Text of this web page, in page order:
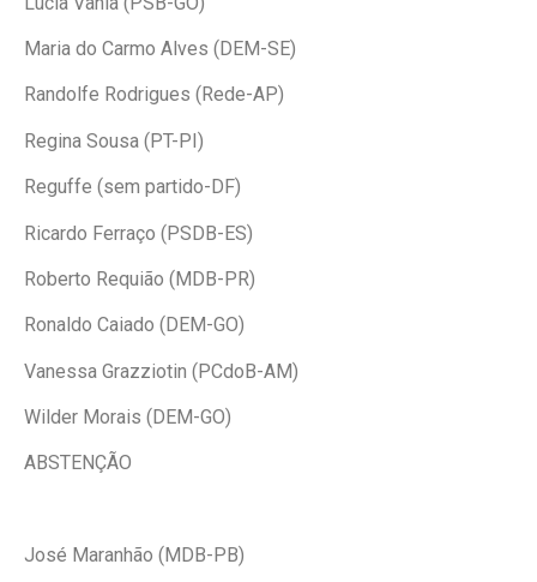
Maria do Carmo Alves (DEM-SE)
Randolfe Rodrigues (Rede-AP)
Regina Sousa (PT-PI)
Reguffe (sem partido-DF)
Ricardo Ferraço (PSDB-ES)
Roberto Requião (MDB-PR)
Ronaldo Caiado (DEM-GO)
Vanessa Grazziotin (PCdoB-AM)
Wilder Morais (DEM-GO)
ABSTENÇÃO
José Maranhão (MDB-PB)